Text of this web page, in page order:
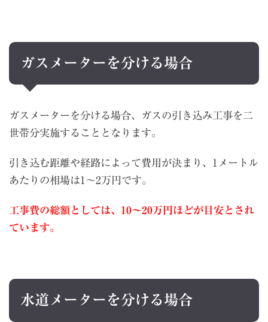
ガスメーターを分ける場合
ガスメーターを分ける場合、ガスの引き込み工事を二
世帯分実施することとなります。
引き込む距離や経路によって費用が決まり、1メートル
あたりの相場は1〜2万円です。
工事費の総額としては、10〜20万円ほどが目安とされ
ています。
水道メーターを分ける場合